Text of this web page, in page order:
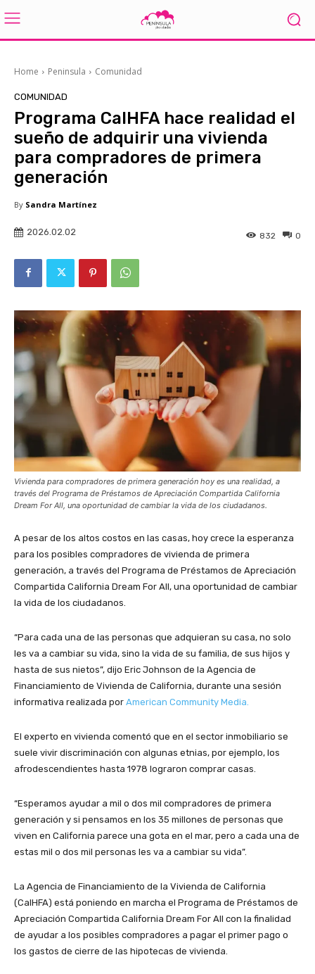
Home Peninsula Comunidad
COMUNIDAD
Programa CalHFA hace realidad el
sueño de adquirir una vivienda
para compradores de primera
generación
By Sandra Martínez
2026.02.02 0
832
Vivienda para compradores de primera generación hoy es una realidad, a
través del Programa de Préstamos de Apreciación Compartida California
Dream For All, una oportunidad de cambiar la vida de los ciudadanos.
A pesar de los altos costos en las casas, hoy crece la esperanza
para los posibles compradores de vivienda de primera
generación, a través del Programa de Préstamos de Apreciación
Compartida California Dream For All, una oportunidad de cambiar
la vida de los ciudadanos.
“Para cada una de las personas que adquieran su casa, no solo
les va a cambiar su vida, sino la vida de su familia, de sus hijos y
hasta de sus nietos”, dijo Eric Johnson de la Agencia de
Financiamiento de Vivienda de California, durante una sesión
informativa realizada por American Community Media.
El experto en vivienda comentó que en el sector inmobiliario se
suele vivir discriminación con algunas etnias, por ejemplo, los
afrodescendientes hasta 1978 lograron comprar casas.
“Esperamos ayudar a mil o dos mil compradores de primera
generación y si pensamos en los 35 millones de personas que
viven en California parece una gota en el mar, pero a cada una de
estas mil o dos mil personas les va a cambiar su vida”.
La Agencia de Financiamiento de la Vivienda de California
(CalHFA) está poniendo en marcha el Programa de Préstamos de
Apreciación Compartida California Dream For All con la finalidad
de ayudar a los posibles compradores a pagar el primer pago o
los gastos de cierre de las hipotecas de vivienda.